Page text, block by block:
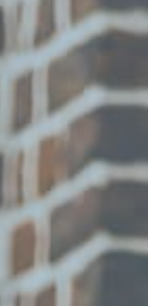
Kinrooi, vol
Teambuilding
À la carte
Gluren bij de
Wat staat er
Gidsen